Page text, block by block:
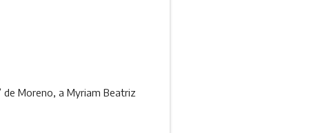
de Moreno, a Myriam Beatriz